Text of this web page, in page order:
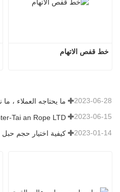
خط قفص الاتهام
2023-06-28
2023-06-15
2023-01-14